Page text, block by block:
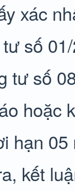
xác
số
tư số
hoặc
hạn
kết